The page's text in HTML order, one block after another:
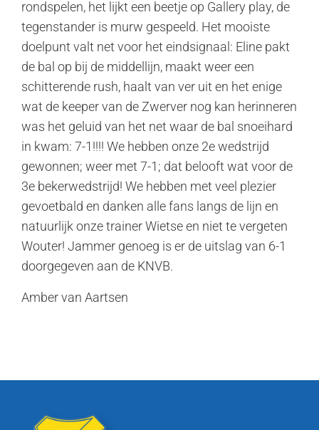
rondspelen, het lijkt een beetje op Gallery play, de
tegenstander is murw gespeeld. Het mooiste
doelpunt valt net voor het eindsignaal: Eline pakt
de bal op bij de middellijn, maakt weer een
schitterende rush, haalt van ver uit en het enige
wat de keeper van de Zwerver nog kan herinneren
was het geluid van het net waar de bal snoeihard
in kwam: 7-1!!!! We hebben onze 2e wedstrijd
gewonnen; weer met 7-1; dat belooft wat voor de
3e bekerwedstrijd! We hebben met veel plezier
gevoetbald en danken alle fans langs de lijn en
natuurlijk onze trainer Wietse en niet te vergeten
Wouter! Jammer genoeg is er de uitslag van 6-1
doorgegeven aan de KNVB.
Amber van Aartsen